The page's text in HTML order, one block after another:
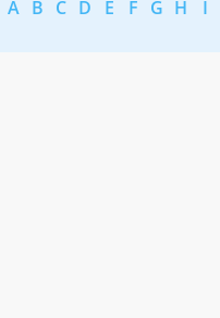
A B C D E F G H I